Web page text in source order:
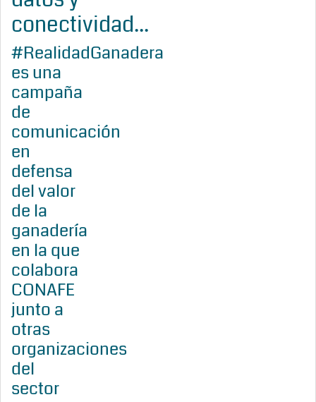
conectividad...
#RealidadGanadera
es una
campaña
de
comunicación
en
defensa
del valor
de la
ganadería
en la que
colabora
CONAFE
junto a
otras
organizaciones
del
sector